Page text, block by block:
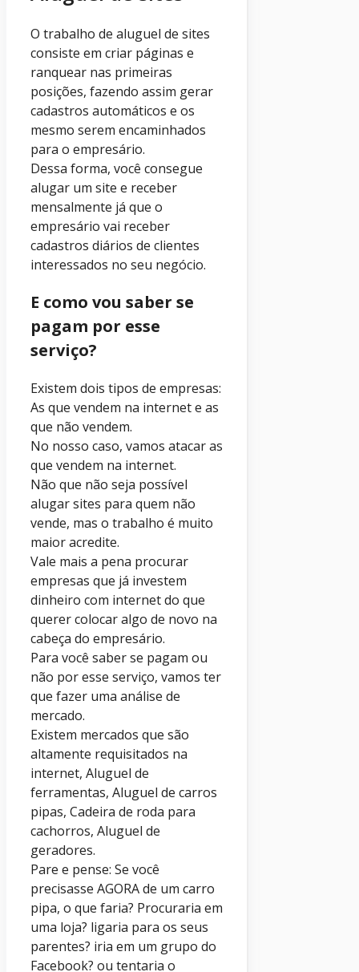
O trabalho de aluguel de sites
consiste em criar páginas e
ranquear nas primeiras
posições, fazendo assim gerar
cadastros automáticos e os
mesmo serem encaminhados
para o empresário.
Dessa forma, você consegue
alugar um site e receber
mensalmente já que o
empresário vai receber
cadastros diários de clientes
interessados no seu negócio.
E como vou saber se
pagam por esse
serviço?
Existem dois tipos de empresas:
As que vendem na internet e as
que não vendem.
No nosso caso, vamos atacar as
que vendem na internet.
Não que não seja possível
alugar sites para quem não
vende, mas o trabalho é muito
maior acredite.
Vale mais a pena procurar
empresas que já investem
dinheiro com internet do que
querer colocar algo de novo na
cabeça do empresário.
Para você saber se pagam ou
não por esse serviço, vamos ter
que fazer uma análise de
mercado.
Existem mercados que são
altamente requisitados na
internet, Aluguel de
ferramentas, Aluguel de carros
pipas, Cadeira de roda para
cachorros, Aluguel de
geradores.
Pare e pense: Se você
precisasse AGORA de um carro
pipa, o que faria? Procuraria em
uma loja? ligaria para os seus
parentes? iria em um grupo do
Facebook? ou tentaria o